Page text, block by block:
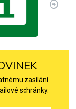
zasílání
schránky.